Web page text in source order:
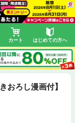
カート はじめての方へ
おろし漫画付】